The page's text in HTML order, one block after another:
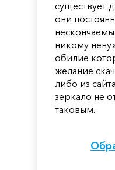
существует
они
никому
обилие
желание
либо из
зеркало не
таковым.